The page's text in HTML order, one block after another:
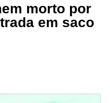
morto por
em saco